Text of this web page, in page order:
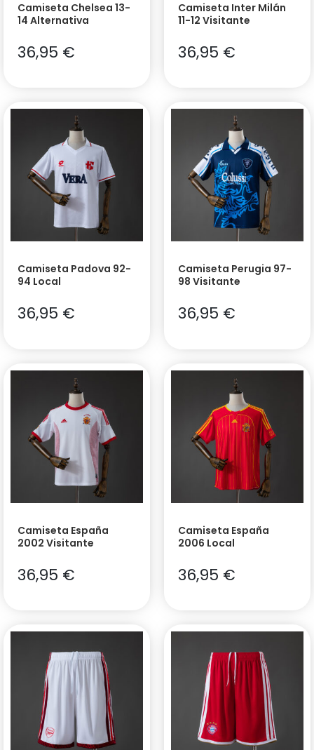
Camiseta Chelsea 13-
14 Alternativa
36,95 €
Camiseta Inter Milán
11-12 Visitante
36,95 €
Camiseta Padova 92-
94 Local
36,95 €
Camiseta Perugia 97-
98 Visitante
36,95 €
Camiseta España
2002 Visitante
36,95 €
Camiseta España
2006 Local
36,95 €